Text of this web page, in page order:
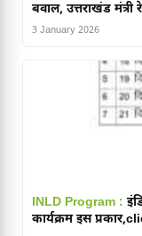
बवाल, उत्तराखंड
3 January 2026
INLD Program :
कार्यक्रम इस